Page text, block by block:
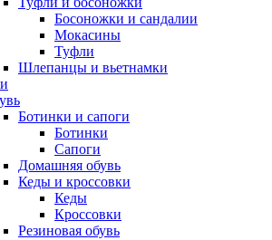
Босоножки и сандалии
Мокасины
Туфли
Шлепанцы и вьетнамки
Ботинки и сапоги
Ботинки
Сапоги
Домашняя обувь
Кеды и кроссовки
Кеды
Кроссовки
Резиновая обувь